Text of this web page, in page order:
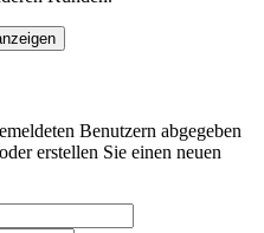
Benutzern abgegeben
erstellen Sie einen neuen